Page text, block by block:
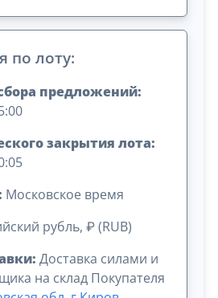
по лоту:
предложений:
закрытия лота:
Московское время
рубль, ₽ (RUB)
Доставка силами и
на склад Покупателя